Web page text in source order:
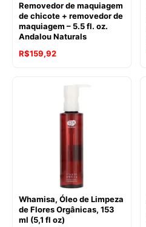
Removedor de maquiagem
de chicote + removedor de
maquiagem – 5.5 fl. oz.
Andalou Naturals
O
R$159,92O
atual
R$159,92.
Whamisa, Óleo de Limpeza
de Flores Orgânicas, 153
ml (5,1 fl oz)